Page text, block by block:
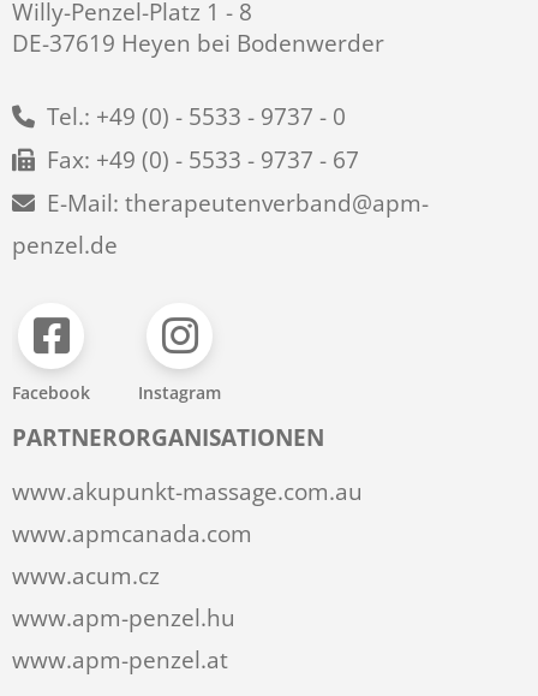
Willy-Penzel-Platz 1 - 8
DE-37619 Heyen bei Bodenwerder
Tel.: +49 (0) - 5533 - 9737 - 0
Fax: +49 (0) - 5533 - 9737 - 67
E-Mail: therapeutenverband@apm-
penzel.de
Facebook Instagram
PARTNERORGANISATIONEN
www.akupunkt-massage.com.au
www.apmcanada.com
www.acum.cz
www.apm-penzel.hu
www.apm-penzel.at